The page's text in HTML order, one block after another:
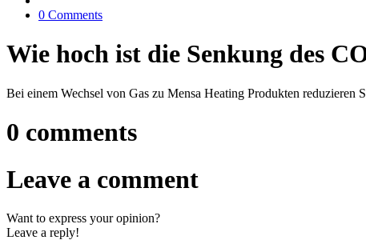
0 Comments
Wie hoch ist die Senkung des
Bei einem Wechsel von Gas zu Mensa Heating Produkten reduzieren
0 comments
Leave a comment
Want to express your opinion?
Leave a reply!